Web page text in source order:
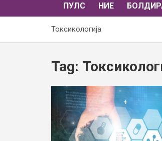
ПУЛС НИЕ
Токсикологија
Tag: